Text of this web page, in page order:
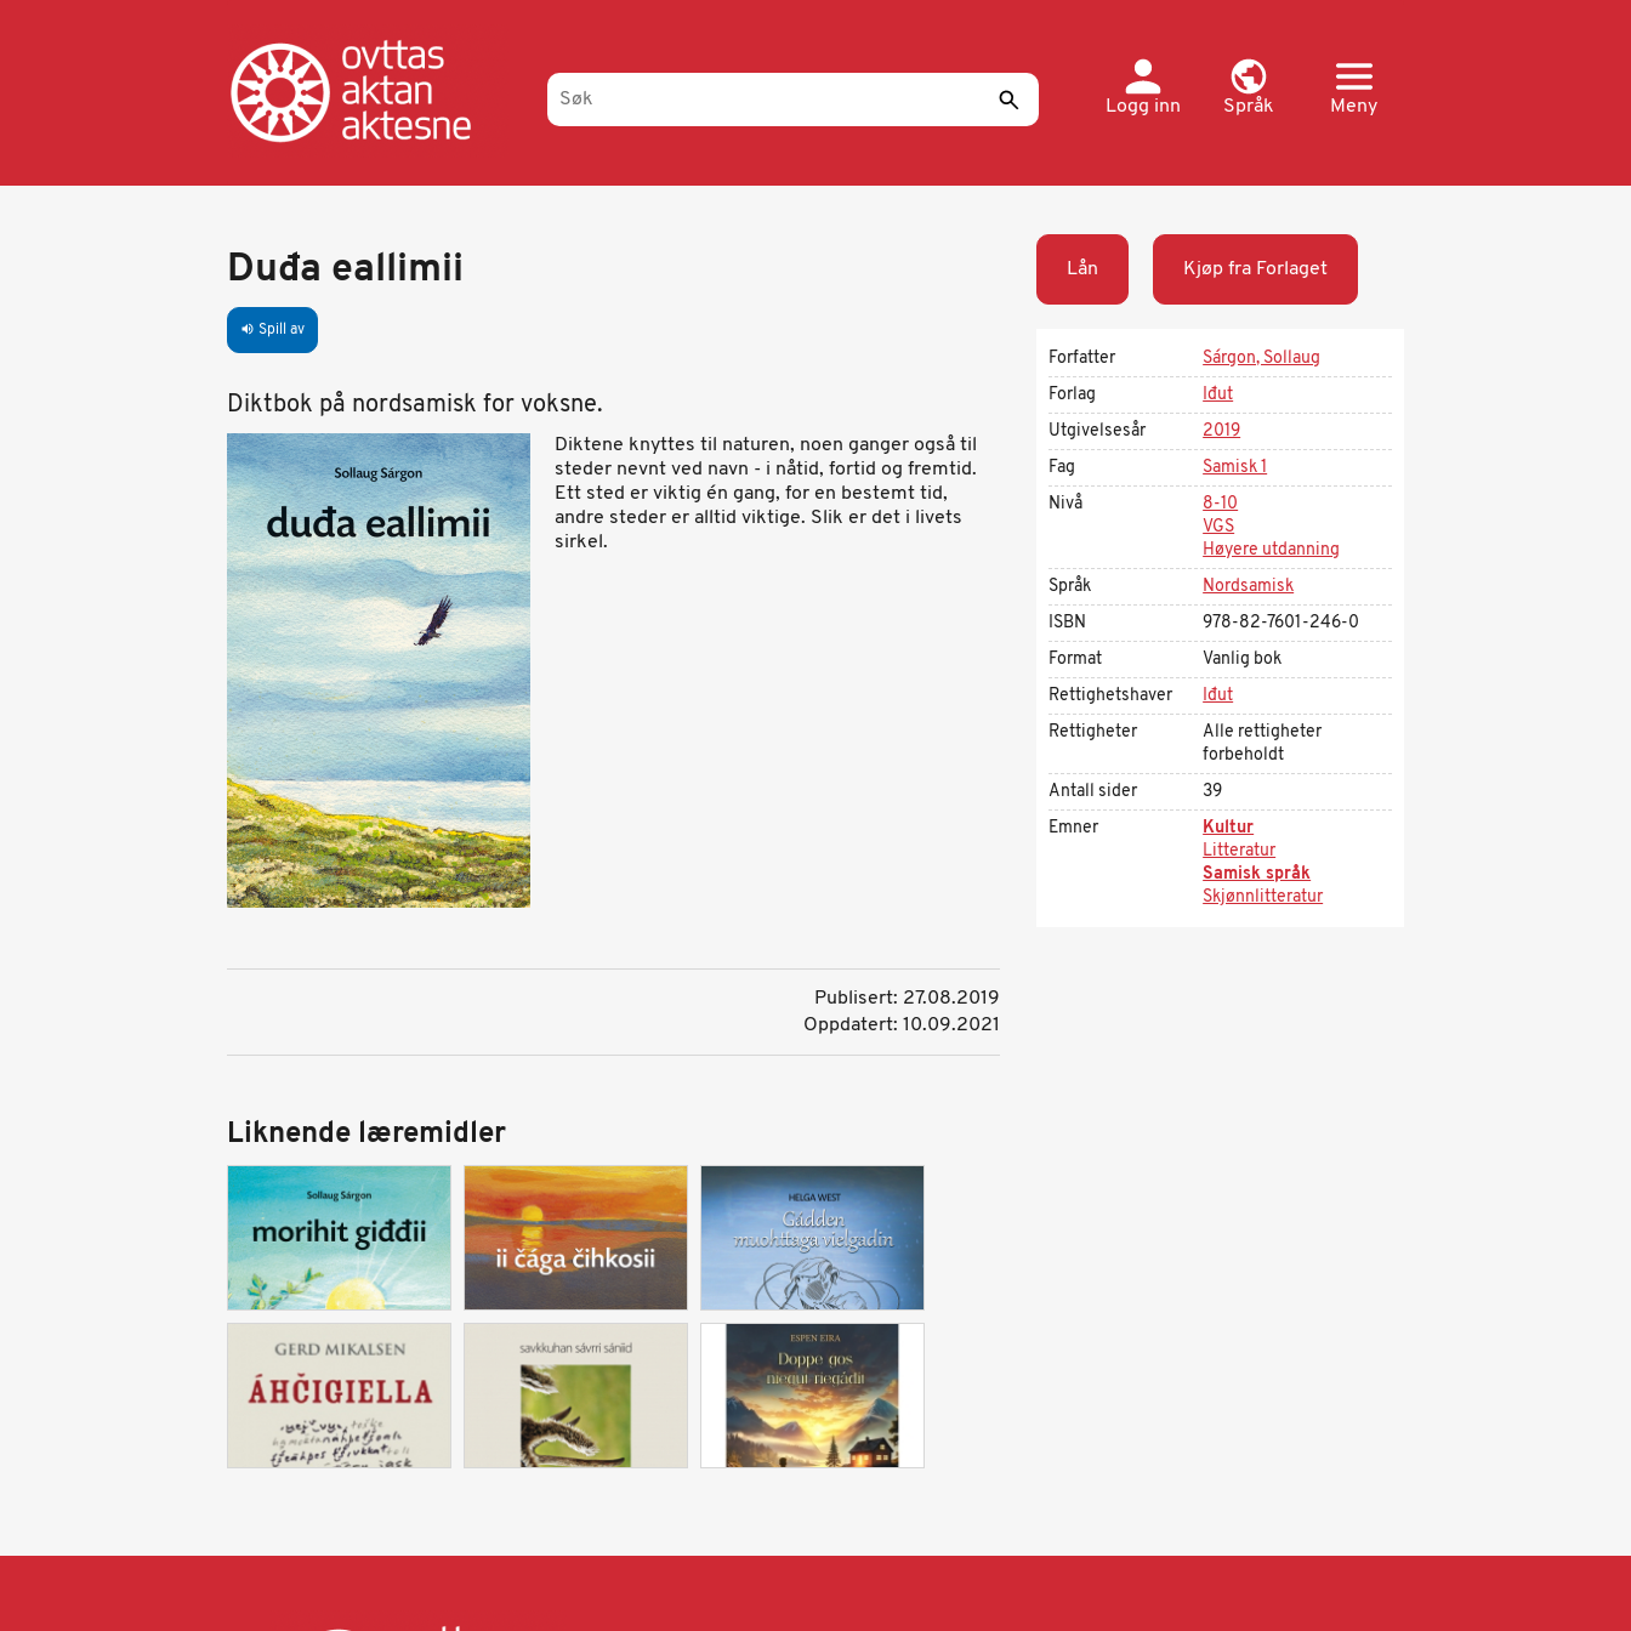
Logg inn
Språk Meny
Duđa eallimii
volume_up Spill av
Diktbok på nordsamisk for voksne.
Diktene knyttes til naturen, noen ganger også til
steder nevnt ved navn - i nåtid, fortid og fremtid.
Ett sted er viktig én gang, for en bestemt tid,
andre steder er alltid viktige. Slik er det i livets
sirkel.
Publisert: 27.08.2019
Oppdatert: 10.09.2021
Liknende læremidler
Lån Kjøp fra Forlaget
Forfatter
Sárgon, Sollaug
Forlag
Iđut
Utgivelsesår
2019
Fag
Samisk 1
Nivå
8-10
VGS
Høyere utdanning
Språk
Nordsamisk
ISBN
978-82-7601-246-0
Format
Vanlig bok
Rettighetshaver
Iđut
Rettigheter
Alle rettigheter
forbeholdt
Antall sider
39
Emner
Kultur
Litteratur
Samisk språk
Skjønnlitteratur